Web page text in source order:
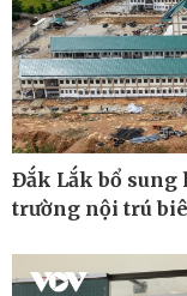
Đắk Lắk bổ sung
trường nội trú